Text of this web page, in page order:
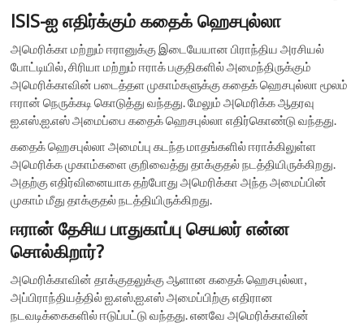
ISIS-ஐ எதிர்க்கும் கதைக் ஹெசபுல்லா
அமெரிக்கா மற்றும் ஈரானுக்கு இடையேயான பிராந்திய அரசியல்
போட்டியில், சிரியா மற்றும் ஈராக் பகுதிகளில் அமைந்திருக்கும்
அமெரிக்காவின் படைத்தள முகாம்களுக்கு கதைக் ஹெசபுல்லா மூலம்
ஈரான் நெருக்கடி கொடுத்து வந்தது. மேலும் அமெரிக்க ஆதரவு
ஐ.எஸ்.ஐ.எஸ் அமைப்பை கதைக் ஹெசபுல்லா எதிர்கொண்டு வந்தது.
கதைக் ஹெசபுல்லா அமைப்பு கடந்த மாதங்களில் ஈராக்கிலுள்ள
அமெரிக்க முகாம்களை குறிவைத்து தாக்குதல் நடத்தியிருக்கிறது.
அதற்கு எதிர்வினையாக தற்போது அமெரிக்கா அந்த அமைப்பின்
முகாம் மீது தாக்குதல் நடத்தியிருக்கிறது.
ஈரான் தேசிய பாதுகாப்பு செயலர் என்ன
சொல்கிறார்?
அமெரிக்காவின் தாக்குதலுக்கு ஆளான கதைக் ஹெசபுல்லா,
அப்பிராந்தியத்தில் ஐ.எஸ்.ஐ.எஸ் அமைப்பிற்கு எதிரான
நடவடிக்கைகளில் ஈடுப்பட்டு வந்தது. எனவே அமெரிக்காவின்